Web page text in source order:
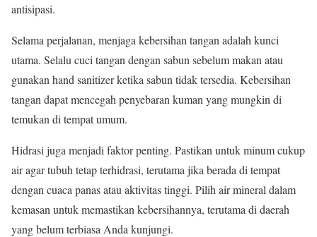
antisipasi.
Selama perjalanan, menjaga kebersihan tangan adalah kunci
utama. Selalu cuci tangan dengan sabun sebelum makan atau
gunakan hand sanitizer ketika sabun tidak tersedia. Kebersihan
tangan dapat mencegah penyebaran kuman yang mungkin di
temukan di tempat umum.
Hidrasi juga menjadi faktor penting. Pastikan untuk minum cukup
air agar tubuh tetap terhidrasi, terutama jika berada di tempat
dengan cuaca panas atau aktivitas tinggi. Pilih air mineral dalam
kemasan untuk memastikan kebersihannya, terutama di daerah
yang belum terbiasa Anda kunjungi.